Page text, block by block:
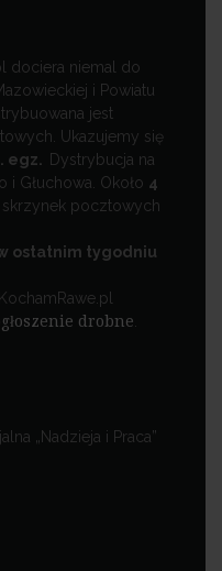
dociera niemal do
i Powiatu
jest
Ukazujemy się
egz.
Dystrybucja na
i Głuchowa. Około 4
pocztowych
ostatnim tygodniu
drobne
„Nadzieja i Praca”